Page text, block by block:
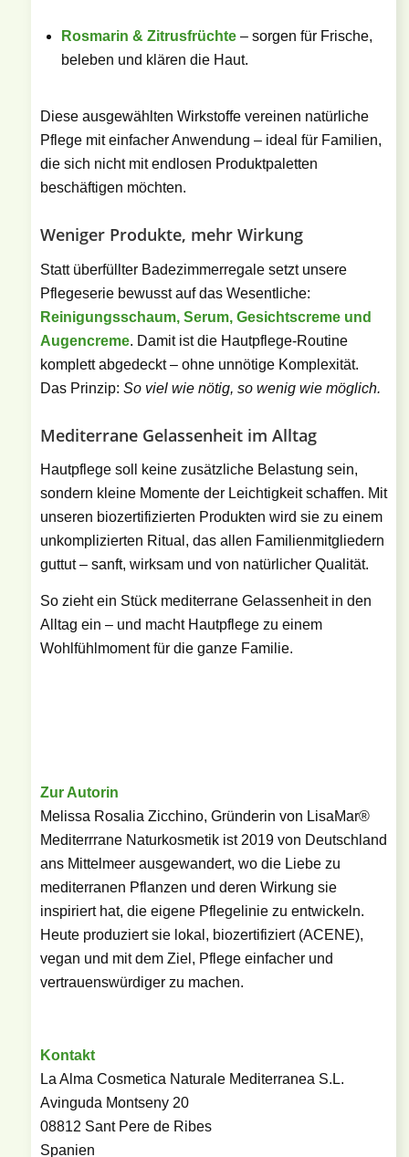
Rosmarin & Zitrusfrüchte– sorgen für Frische,
beleben und klären die Haut.
Diese ausgewählten Wirkstoffe vereinen natürliche
Pflege mit einfacher Anwendung – ideal für Familien,
die sich nicht mit endlosen Produktpaletten
beschäftigen möchten.
Weniger Produkte, mehr Wirkung
Statt überfüllter Badezimmerregale setzt unsere
Pflegeserie bewusst auf das Wesentliche:
Reinigungsschaum, Serum, Gesichtscreme und
Augencreme. Damit ist die Hautpflege-Routine
komplett abgedeckt – ohne unnötige Komplexität.
Das Prinzip: So viel wie nötig, so wenig wie möglich.
Mediterrane Gelassenheit im Alltag
Hautpflege soll keine zusätzliche Belastung sein,
sondern kleine Momente der Leichtigkeit schaffen. Mit
unseren biozertifizierten Produkten wird sie zu einem
unkomplizierten Ritual, das allen Familienmitgliedern
guttut – sanft, wirksam und von natürlicher Qualität.
So zieht ein Stück mediterrane Gelassenheit in den
Alltag ein – und macht Hautpflege zu einem
Wohlfühlmoment für die ganze Familie.
Zur Autorin
Melissa Rosalia Zicchino, Gründerin von LisaMar®
Mediterrrane Naturkosmetik ist 2019 von Deutschland
ans Mittelmeer ausgewandert, wo die Liebe zu
mediterranen Pflanzen und deren Wirkung sie
inspiriert hat, die eigene Pflegelinie zu entwickeln.
Heute produziert sie lokal, biozertifiziert (ACENE),
vegan und mit dem Ziel, Pflege einfacher und
vertrauenswürdiger zu machen.
Kontakt
La Alma Cosmetica Naturale Mediterranea S.L.
Avinguda Montseny 20
08812 Sant Pere de Ribes
Spanien